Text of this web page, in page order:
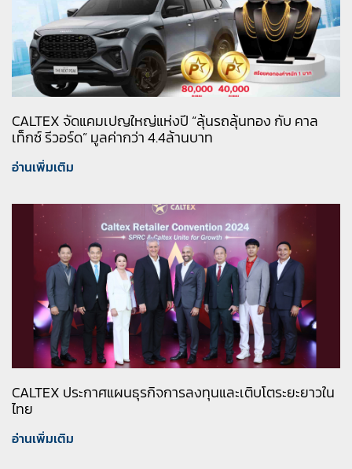
CALTEX จัดแคมเปญใหญ่แห่งปี “ลุ้นรถลุ้นทอง กับ คาล
เท็กซ์ รีวอร์ด” มูลค่ากว่า 4.4ล้านบาท
อ่านเพิ่มเติม
CALTEX ประกาศแผนธุรกิจการลงทุนและเติบโตระยะยาวใน
ไทย
อ่านเพิ่มเติม